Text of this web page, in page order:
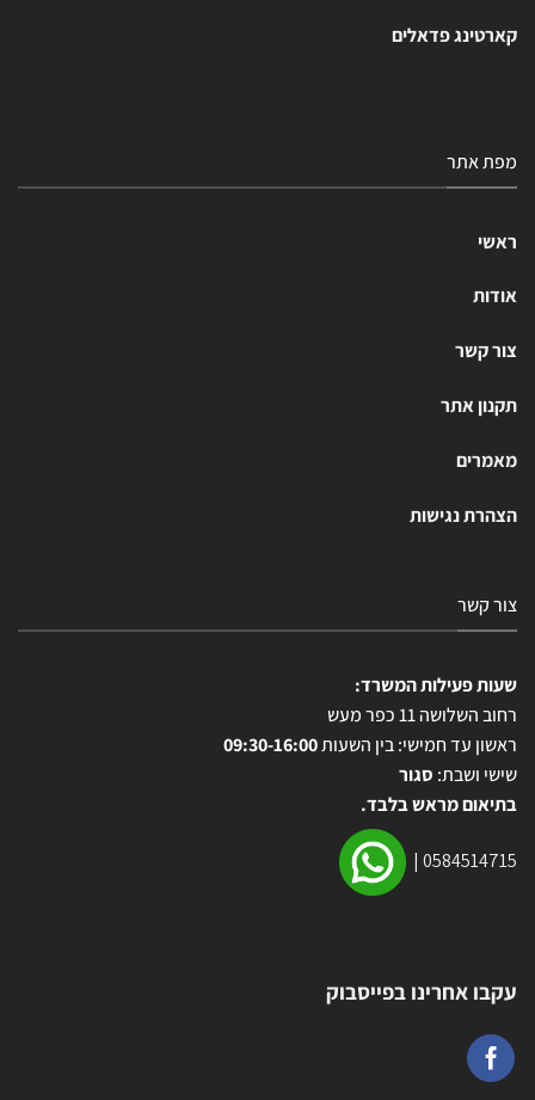
קארטינג פדאלים
מפת אתר
ראשי
אודות
צור קשר
תקנון אתר
מאמרים
הצהרת נגישות
צור קשר
שעות פעילות המשרד:
רחוב השלושה 11 כפר מעש
ראשון עד חמישי: בין השעות09:30-16:00
שישי ושבת: סגור
בתיאום מראש בלבד.
0584514715
|
עקבו אחרינו בפייסבוק